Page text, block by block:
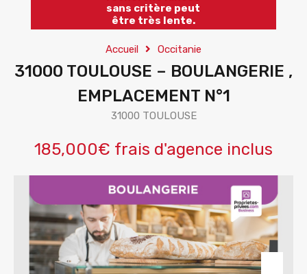
sans critère peut
être très lente.
Accueil Occitanie
31000 TOULOUSE – BOULANGERIE ,
EMPLACEMENT N°1
31000 TOULOUSE
185,000€ frais d'agence inclus